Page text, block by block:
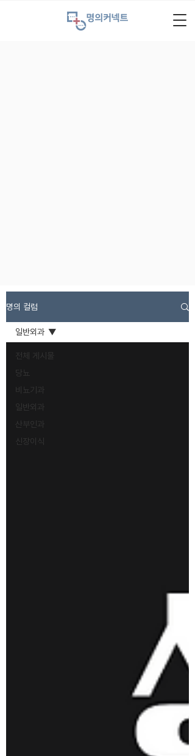
명의 컬럼
전체 게시물
당뇨
비뇨기과
일반외과
산부인과
신장이식
일반외과